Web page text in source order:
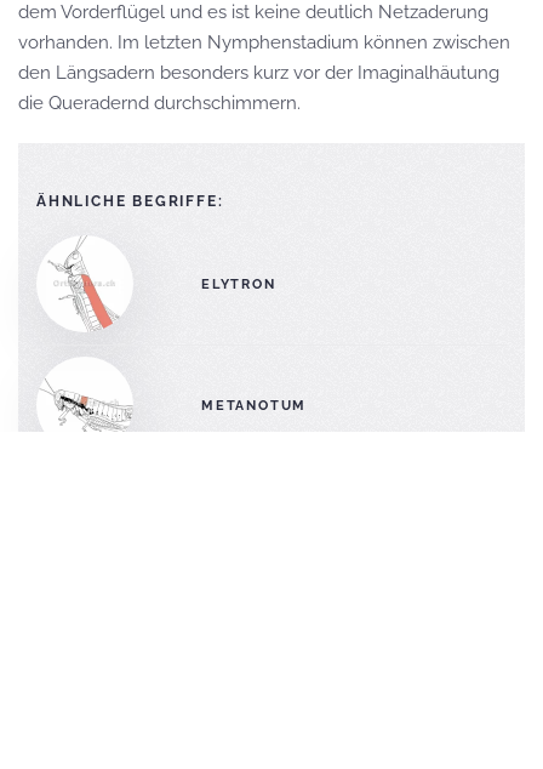
dem Vorderflügel und es ist keine deutlich Netzaderung
vorhanden. Im letzten Nymphenstadium können zwischen
den Längsadern besonders kurz vor der Imaginalhäutung
die Queradernd durchschimmern.
ÄHNLICHE BEGRIFFE:
ELYTRON
METANOTUM